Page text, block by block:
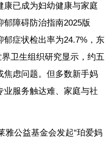
康已成为妇幼健康与家庭
障碍防治指南2025版
症状检出率为24.7%，东
卫生组织研究显示，约五
焦虑问题。但多数新手妈
服务触达难、家庭与社
雅公益基金会发起“珀爱妈